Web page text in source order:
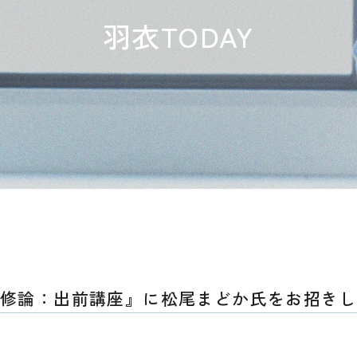
羽衣TODAY
論：出前講座』に松尾まどか氏をお招き